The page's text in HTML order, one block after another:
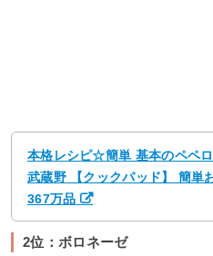
本格レシピ☆簡単 基本のペペ
武蔵野 【クックパッド】 簡単
367万品
2位：ボロネーゼ